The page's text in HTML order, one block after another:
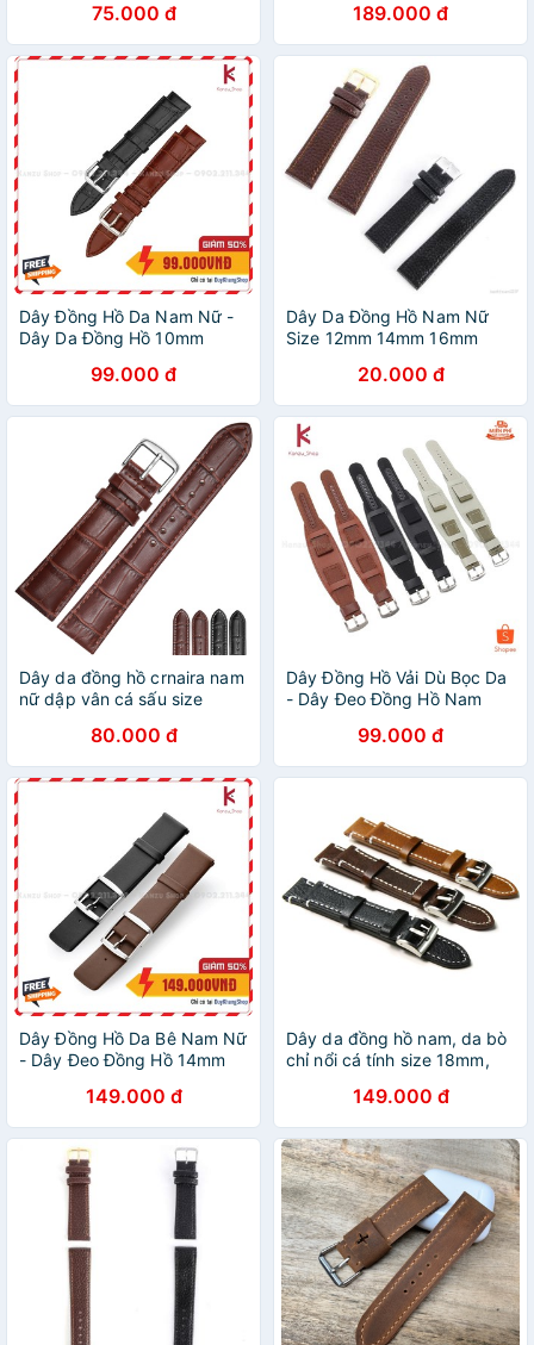
75.000 đ 189.000 đ
Dây Đồng Hồ Da Nam Nữ -
Dây Da Đồng Hồ 10mm
20mm 22mm 24mm
99.000 đ
Dây Da Đồng Hồ Nam Nữ
Size 12mm 14mm 16mm
20.000 đ
Dây da đồng hồ crnaira nam
nữ dập vân cá sấu size
80.000 đ
Dây Đồng Hồ Vải Dù Bọc Da
- Dây Đeo Đồng Hồ Nam
99.000 đ
Dây Đồng Hồ Da Bê Nam Nữ
- Dây Đeo Đồng Hồ 14mm
149.000 đ
Dây da đồng hồ nam, da bò
chỉ nổi cá tính size 18mm,
149.000 đ